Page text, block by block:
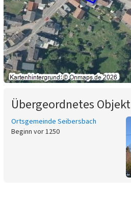
Übergeordnetes Objekt
Ortsgemeinde Seibersbach
Beginn vor 1250